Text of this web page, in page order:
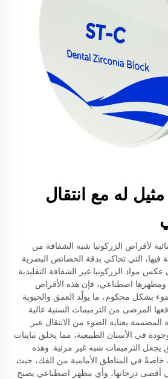
له مع انتقال
لأقراص الزركونيا شبه الشفافة من
فيها، التي تحاكي بدقة الخصائص البصرية
عكس مواد الزركونيا غير الشفافة التقليدية
اصطناعي، فإن هذه الأقراص
بشكل محكوم، ما يولّد العمق والحيوية
المرضى من الترميمات السنية عالية
المصممة بعناية الضوء من الانتقال عبر
في الأسنان الطبيعية، مما يخلق تباينات
يجعل الترميمات شبه غير مرئية. وهذه
خاصةً في المناطق الأمامية من الفك، حيث
أقصى درجاتها، وأي مظهر اصطناعي يصبح